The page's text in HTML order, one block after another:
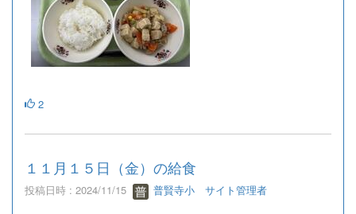
2
１１月１５日（金）の給食
投稿日時 : 2024/11/15 普賢寺小 サイト管理者